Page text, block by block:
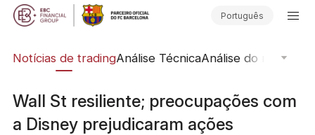
Português
Notícias de tradingAnálise TécnicaAnálise do mercado
Wall St resiliente; preocupações com
a Disney prejudicaram ações